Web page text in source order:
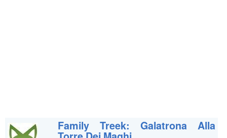
Family Treek: Galatrona Alla